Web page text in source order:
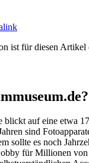
ist für diesen Artikel
blickt auf eine etwa
sind
sollte es noch
für Millionen